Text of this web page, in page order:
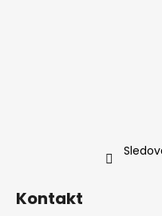
Kontakt